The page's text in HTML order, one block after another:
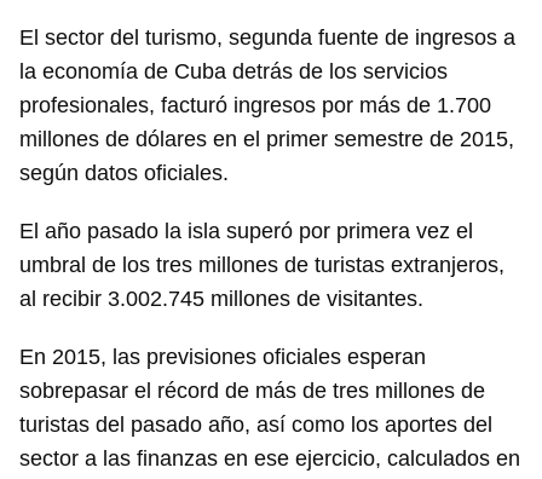
El sector del turismo, segunda fuente de ingresos a
la economía de Cuba detrás de los servicios
profesionales, facturó ingresos por más de 1.700
millones de dólares en el primer semestre de 2015,
según datos oficiales.
El año pasado la isla superó por primera vez el
umbral de los tres millones de turistas extranjeros,
al recibir 3.002.745 millones de visitantes.
En 2015, las previsiones oficiales esperan
sobrepasar el récord de más de tres millones de
turistas del pasado año, así como los aportes del
sector a las finanzas en ese ejercicio, calculados en